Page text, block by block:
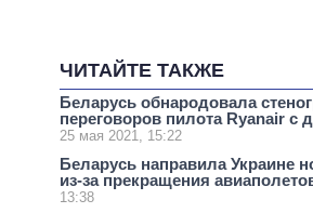
ЧИТАЙТЕ ТАКЖЕ
Беларусь обнародовала
переговоров пилота Ryanair c
25 мая 2021, 15:22
Беларусь направила Украине
из-за прекращения
13:38